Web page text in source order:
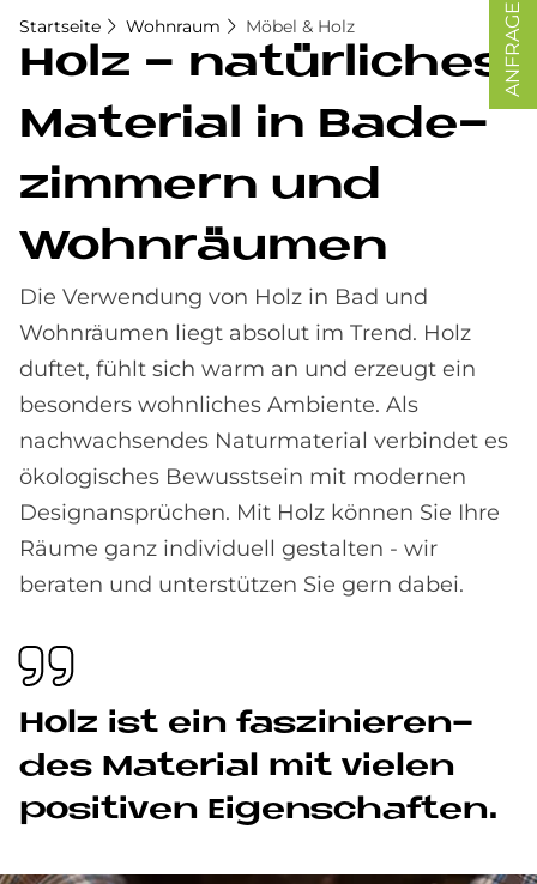
Startseite Wohnraum Möbel & Holz
Holz - na­tür­li­ches
Ma­te­rial in Ba­de­
zim­mern und
Wohn­räu­men
Die Verwendung von Holz in Bad und
Wohnräumen liegt absolut im Trend. Holz
duftet, fühlt sich warm an und erzeugt ein
besonders wohnliches Ambiente. Als
nachwachsendes Naturmaterial verbindet es
ökologisches Bewusstsein mit modernen
Designansprüchen. Mit Holz können Sie Ihre
Räume ganz individuell gestalten - wir
beraten und unterstützen Sie gern dabei.
Holz ist ein fas­zi­nie­ren­
des Ma­te­rial mit vie­len
po­si­ti­ven Ei­gen­schaf­ten.
ANFRAGE